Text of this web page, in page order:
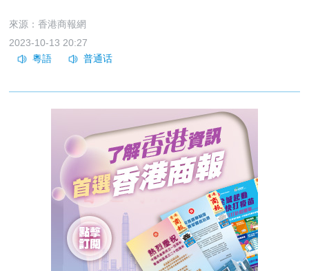
來源：香港商報網
2023-10-13 20:27